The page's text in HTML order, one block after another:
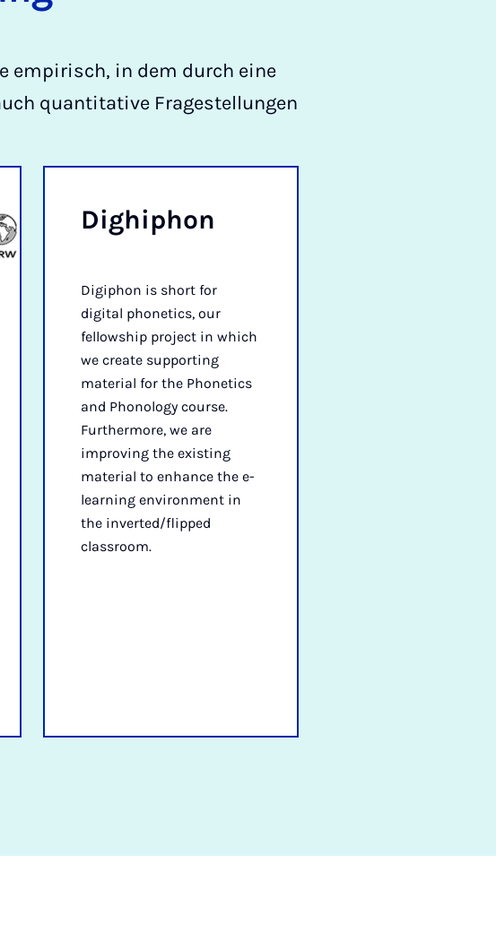
empirisch, in dem durch eine
quantitative Fragestellungen
Dighiphon
Digiphon is short for
digital phonetics, our
fellowship project in which
we create supporting
material for the Phonetics
and Phonology course.
Furthermore, we are
improving the existing
material to enhance the e-
learning environment in
the inverted/flipped
classroom.